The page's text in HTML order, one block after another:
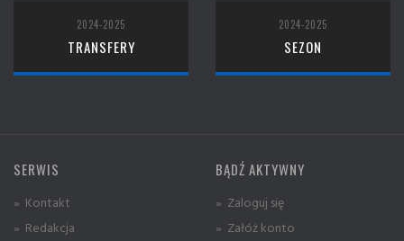
2024-2025
TRANSFERY
2024-2025
SEZON
SERWIS
» Kontakt
» Redakcja
BĄDŹ AKTYWNY
» Zaloguj się
» Załóż konto